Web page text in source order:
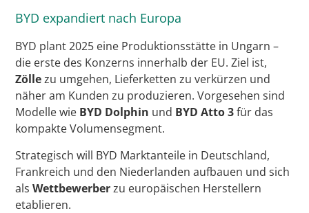
BYD expandiert nach Europa
BYD plant 2025 eine Produktionsstätte in Ungarn –
die erste des Konzerns innerhalb der EU. Ziel ist,
Zöllezu umgehen, Lieferketten zu verkürzen und
näher am Kunden zu produzieren. Vorgesehen sind
Modelle wie BYD Dolphin und BYD Atto 3für das
kompakte Volumensegment.
Strategisch will BYD Marktanteile in Deutschland,
Frankreich und den Niederlanden aufbauen und sich
alsWettbewerberzu europäischen Herstellern
etablieren.